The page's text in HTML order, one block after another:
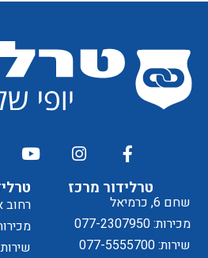
דיוור
לטרלידור מרכז
שחם 6, כרמיאל
מכירות: 077-2307950
שירות: 077-5555700
רחוב
מכירות: 077-
שירות: 077-